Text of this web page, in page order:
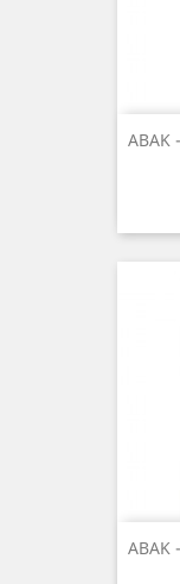
ABAK
ABAK